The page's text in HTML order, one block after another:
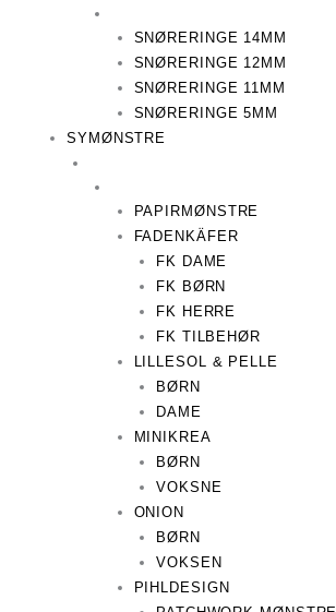
SNØRERINGE 14MM
SNØRERINGE 12MM
SNØRERINGE 11MM
SNØRERINGE 5MM
SYMØNSTRE
PAPIRMØNSTRE
FADENKÄFER
FK DAME
FK BØRN
FK HERRE
FK TILBEHØR
LILLESOL & PELLE
BØRN
DAME
MINIKREA
BØRN
VOKSNE
ONION
BØRN
VOKSEN
PIHLDESIGN